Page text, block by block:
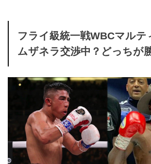
フライ級統一戦WBCマル
ムザネラ交渉中？どっちが